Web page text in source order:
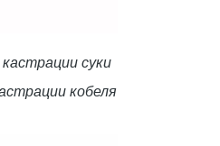
суки
кобеля